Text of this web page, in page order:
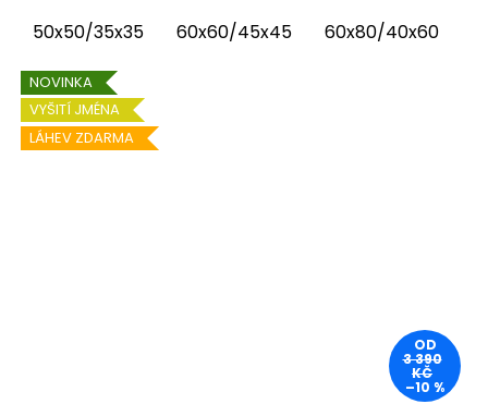
50x50/35x35
60x60/45x45 60x80/40x60
NOVINKA
VYŠITÍ JMÉNA
LÁHEV ZDARMA
OD
3 390
KČ
–10 %